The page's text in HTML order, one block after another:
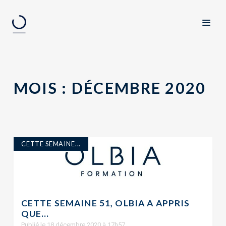
MOIS : DÉCEMBRE 2020
CETTE SEMAINE...
CETTE SEMAINE 51, OLBIA A APPRIS
QUE…